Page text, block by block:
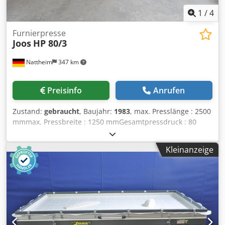
1 /4
Nattheim 347 km
Furnierpresse
Joos HP 80/3
Preisinfo Anrufen
Zustand: gebraucht, Baujahr: 1983, max. Presslänge : 2500
mmmax. Pressbreite : 1250 mmGesamtpressdruck : 80
tspez. Pressdruck : 2.5 kg/cm²Pressöffnungsweite : 400
mmHeizplattenwerkstoff : standart Alluminium Bedienung
: Knopfbedienung Schwenktaster : Ja Druckkolbenanzahl :
4 StkSicherheitstrittleiste : Ja Zustand Heizplatte : gut
Gewicht: 3800 kg Abmessung : 2850 x 1410 x 2000 mm
Codpfjzkl Tbex Alnorf Lagerort: Nattheim
Kleinanzeige